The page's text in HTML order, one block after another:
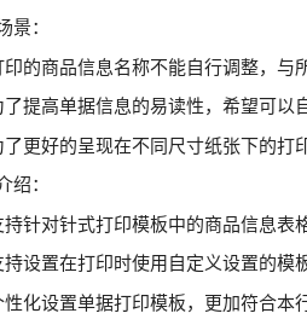
景：
印的商品信息名称不能自行调整，
了提高单据信息的易读性，希望可以
了更好的呈现在不同尺寸纸张下的打
绍：
持针对针式打印模板中的商品信息表
持设置在打印时使用自定义设置的模
性化设置单据打印模板，更加符合本